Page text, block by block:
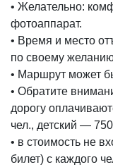
• Желательно:
фотоаппарат.
• Время и место
по своему
• Маршрут может
• Обратите
дорогу
чел., детский —
• в стоимость не
билет) с каждого